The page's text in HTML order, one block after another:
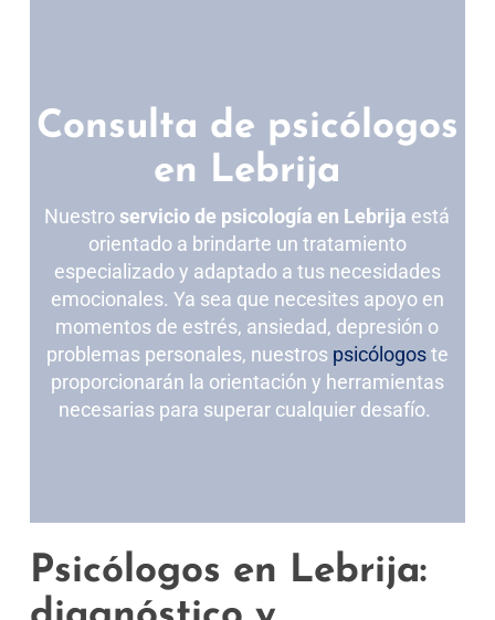
Consulta de psicólogos
en Lebrija
Nuestroservicio de psicología en Lebrija está
orientado a brindarte un tratamiento
especializado y adaptado a tus necesidades
emocionales. Ya sea que necesites apoyo en
momentos de estrés, ansiedad, depresión o
problemas personales, nuestros psicólogoste
proporcionarán la orientación y herramientas
necesarias para superar cualquier desafío.
Psicólogos en Lebrija: